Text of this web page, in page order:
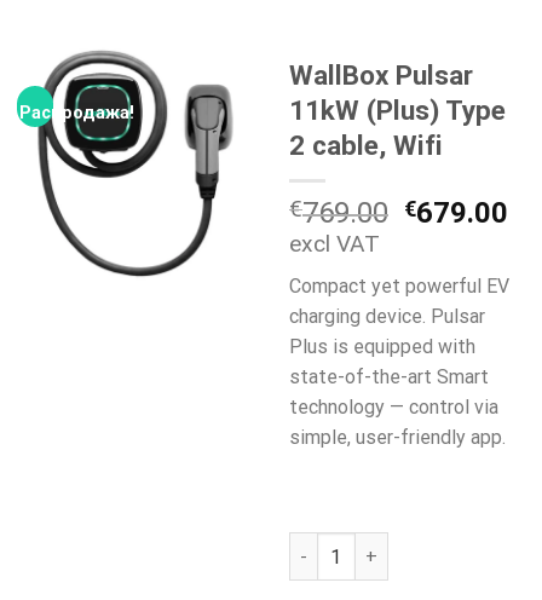
Распродажа!
WallBox Pulsar
11kW (Plus) Type
2 cable, Wifi
€769.00
€769.00.
€679.00
excl VAT
Compact yet powerful EV
charging device. Pulsar
Plus is equipped with
state-of-the-art Smart
technology — control via
simple, user-friendly app.
Количество товара